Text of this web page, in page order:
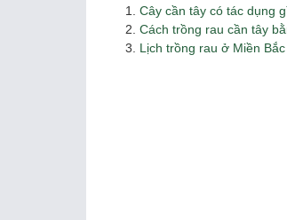
Cây cần tây có tác dụng
Cách trồng rau cần tây
Lịch trồng rau ở Miền